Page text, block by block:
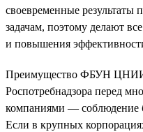
своевременные
задачам, поэтому делают
и повышения
Преимущество ФБУН
Роспотребнадзора перед
компаниями — соблюдение
Если в крупных